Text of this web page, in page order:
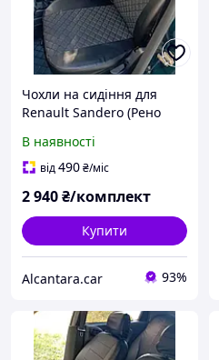
Чохли на сидіння для
Renault Sandero (Рено
екошкіра еластична ромб
В наявності
від490₴/міс
2 940₴/комплект
Купити
Alcantara.car 93%